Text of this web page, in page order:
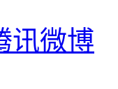
讯微博